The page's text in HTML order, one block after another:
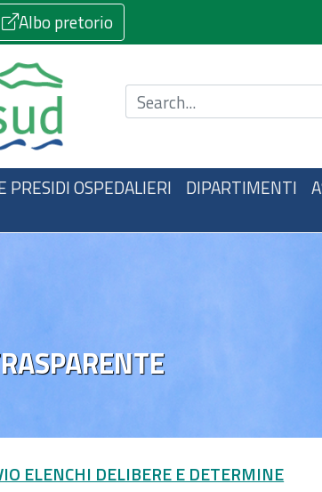
Albo pretorio
Cerca nel sito
PRESIDI OSPEDALIERI DIPARTIMENTI
ELENCHI DELIBERE E DETERMINE